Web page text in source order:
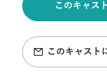
このキャス
このキャスト